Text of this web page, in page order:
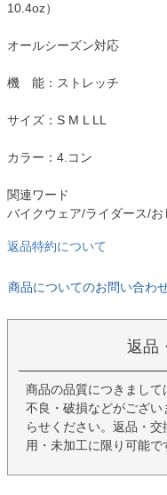
10.4oz）
オールシーズン対応
機 能：ストレッチ
サイズ：S M L LL
カラー：4.コン
関連ワード
バイクウェア/ライダース/
返品特約について
商品についてのお問い合わ
返品
商品の品質につきまし
不良・破損などがござ
らせください。返品・
用・未加工に限り可能で